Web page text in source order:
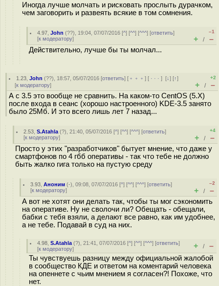
Иногда лучше молчать и рисковать прослыть дурачком,
чем заговорить и развеять всякие в том сомнения.
4.97 ,John (??), 19:04, 07/07/2016 [^] [^^] [^^^] [ответить]
[к модератору]
–1
+ / –
Действительно, лучше бы ты молчал...
1.23 ,John (??), 18:57, 05/07/2016 [ответить] [ ﹢﹢﹢] [ · · ·][↓] [↑]
[к модератору]
+2
+ / –
А с 3.5 это вообще не сравнить. На каком-то CentOS (5.X)
после входа в сеанс (хорошо настроенного) KDE-3.5 занято
было 25Мб. И это всего лишь лет 7 назад...
2.53 ,S.Atahla (?), 21:40, 05/07/2016 [^] [^^] [^^^] [ответить]
[к модератору]
+4
+ / –
Просто у этих "разработчиков" бытует мнение, что даже у
смартфонов по 4 гбб оперативы - так что тебе не должно
быть жалко гига только на пустую среду
3.93 ,Аноним (-), 09:08, 07/07/2016 [^] [^^] [^^^] [ответить]
[к модератору]
–2
+ / –
А вот не хотят они делать так, чтобы ты мог сэкономить
на оперативе. Ну не сволочи ли? Обещать - обещали,
бабки с тебя взяли, а делают все равно, как им удобнее,
а не тебе. Подавай в суд на них.
4.98 ,S.Atahla (?), 21:41, 07/07/2016 [^] [^^] [^^^] [ответить]
[к модератору] + / –
Ты чувствуешь разницу между официальной жалобой
в сообщество КДЕ и ответом на коментарий человека
на опеннете с чьим мнением я согласен?! Похоже, что
нет.